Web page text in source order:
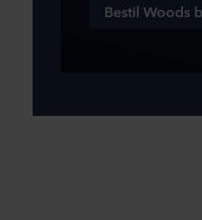
Bestil Woods